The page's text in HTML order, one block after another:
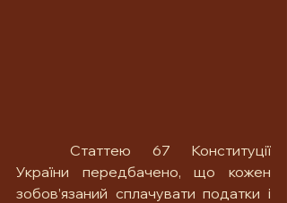
	Статтею 67 Конституції
України передбачено, що кожен
зобов’язаний сплачувати податки і